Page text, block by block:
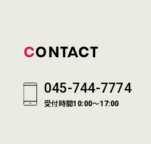
CONTACT
045-744-7774
受付時間10:00～17:00